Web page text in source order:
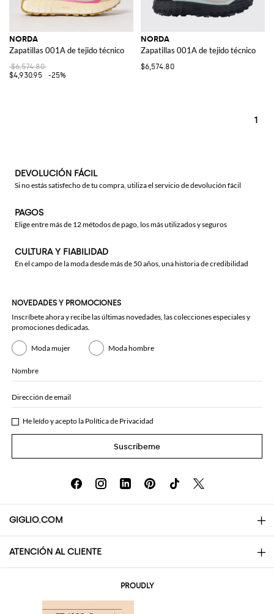
NORDA
Zapatillas 001A de tejido técnico
$6,574.80
$4,930.95
-25%
NORDA
Zapatillas 001A de tejido técnico
$6,574.80
1
DEVOLUCIÓN FÁCIL
Si no estás satisfecho de tu compra, utiliza el servicio de devolución fácil
PAGOS
Elige entre más de 12 métodos de pago, los más utilizados y seguros
CULTURA Y FIABILIDAD
En el campo de la moda desde más de 50 años, una historia de credibilidad
NOVEDADES Y PROMOCIONES
Inscríbete ahora y recibe las últimas novedades, las colecciones especiales y
promociones dedicadas.
Moda mujer Moda hombre
Nombre
Dirección de email
He leído y acepto la Política de Privacidad
Suscríbeme
GIGLIO.COM
About
ATENCIÓN AL CLIENTE
PROUDLY